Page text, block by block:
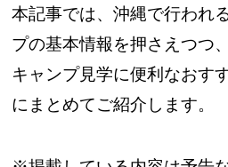
本記事では、沖縄で行われ
プの基本情報を押さえつつ
キャンプ見学に便利なおす
にまとめてご紹介します。